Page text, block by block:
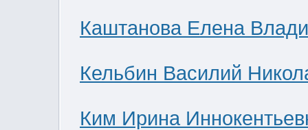
Каштанова Елена
Кельбин Василий
Ким Ирина